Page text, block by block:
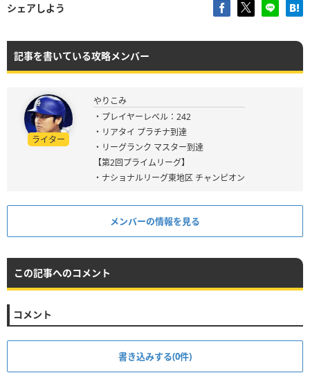
シェアしよう
記事を書いている攻略メンバー
ライター
やりこみ
・プレイヤーレベル：242
・リアタイ プラチナ到達
・リーグランク マスター到達
【第2回プライムリーグ】
・ナショナルリーグ東地区 チャンピオン
メンバーの情報を見る
この記事へのコメント
コメント
書き込みする(0件)